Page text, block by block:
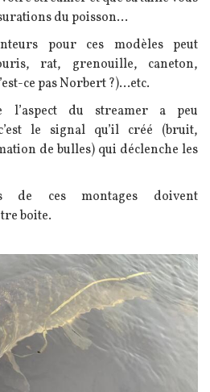
du poisson...
pour ces modèles peut
rat, grenouille, caneton,
ce pas Norbert ?)...etc.
l’aspect du streamer a peu
le signal qu’il créé (bruit,
de bulles) qui déclenche les
de ces montages doivent
boite.